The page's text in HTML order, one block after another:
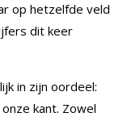
op hetzelfde veld
dit keer
in zijn oordeel:
kant. Zowel